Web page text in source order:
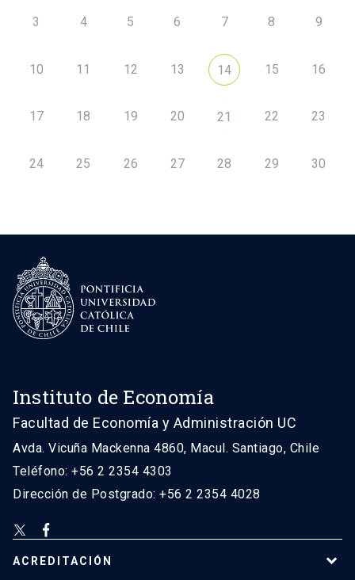
3 4 5 6 7 8 9
10 11 12 13 14 15 16
17 18 19 20 21 22 23
24 25 26 27 28 29 30
Instituto de Economía
Facultad de Economía y Administración UC
Avda. Vicuña Mackenna 4860, Macul. Santiago, Chile
Teléfono: +56 2 2354 4303
Dirección de Postgrado: +56 2 2354 4028
ACREDITACIÓN